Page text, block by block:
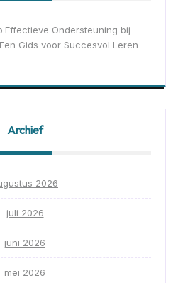
Effectieve Ondersteuning bij
Gids voor Succesvol Leren
Archief
2026
juli 2026
juni 2026
mei 2026